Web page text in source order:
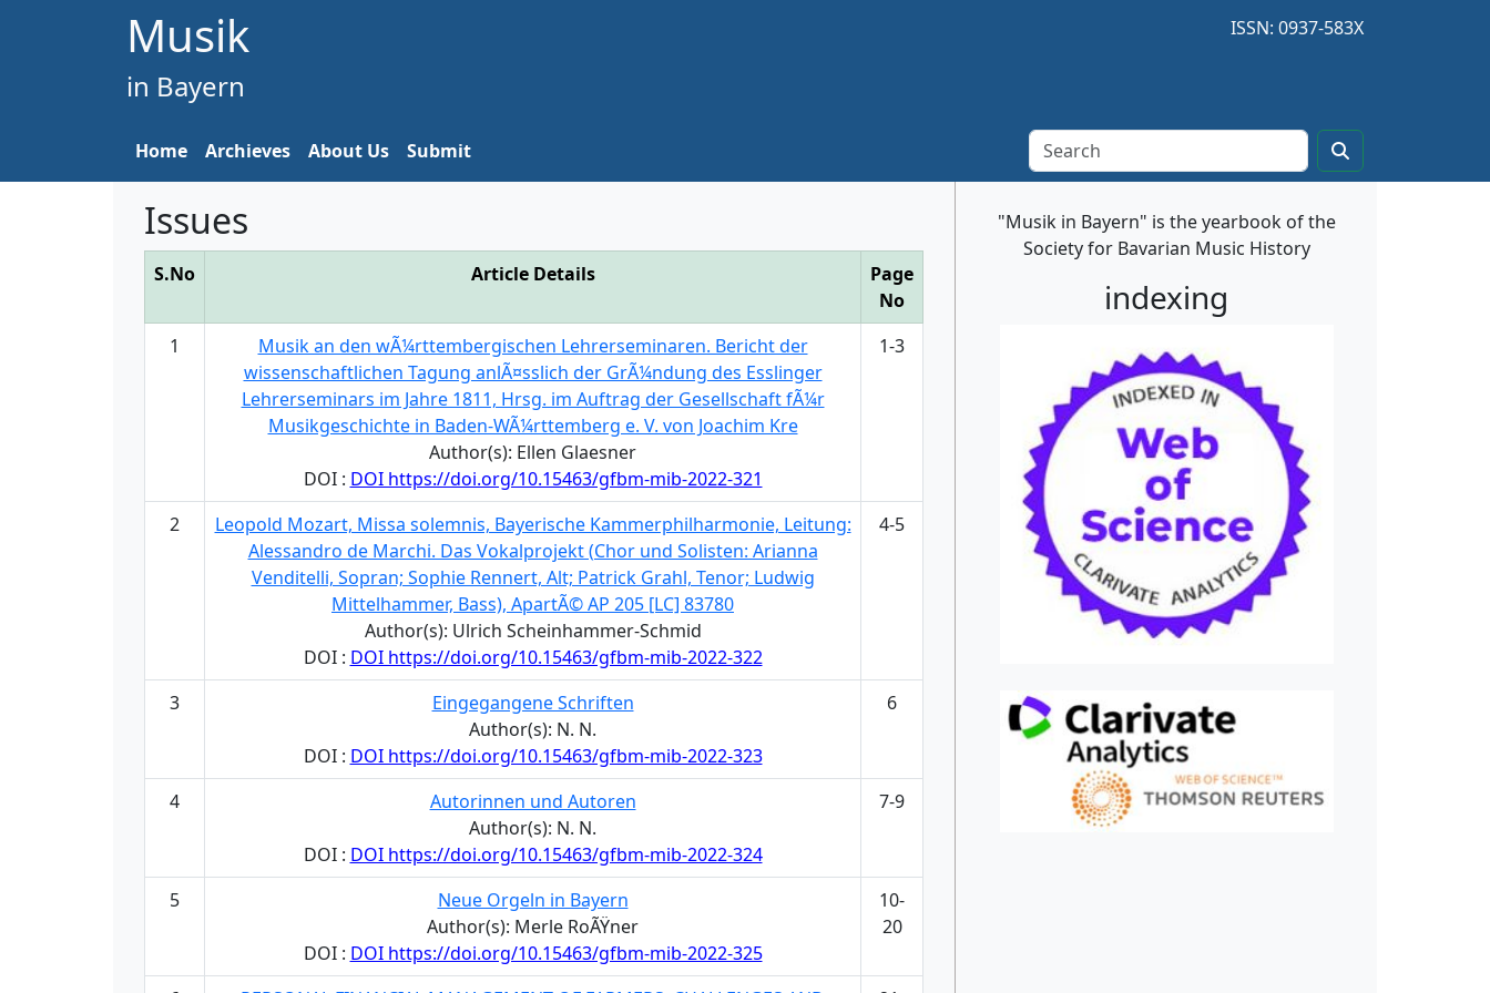
Musik
in Bayern
ISSN: 0937-583X
Home Archieves About Us Submit
Issues
S.No Article Details
Page
No
1
Musik an den wÃ¼rttembergischen Lehrerseminaren. Bericht der
wissenschaftlichen Tagung anlÃ¤sslich der GrÃ¼ndung des Esslinger
Lehrerseminars im Jahre 1811, Hrsg. im Auftrag der Gesellschaft fÃ¼r
Musikgeschichte in Baden-WÃ¼rttemberg e. V. von Joachim Kre
Author(s): Ellen Glaesner
DOI : DOI https://doi.org/10.15463/gfbm-mib-2022-321
1-3
2
Leopold Mozart, Missa solemnis, Bayerische Kammerphilharmonie, Leitung:
Alessandro de Marchi. Das Vokalprojekt (Chor und Solisten: Arianna
Venditelli, Sopran; Sophie Rennert, Alt; Patrick Grahl, Tenor; Ludwig
Mittelhammer, Bass), ApartÃ© AP 205 [LC] 83780
Author(s): Ulrich Scheinhammer-Schmid
DOI : DOI https://doi.org/10.15463/gfbm-mib-2022-322
4-5
3
Eingegangene Schriften
Author(s): N. N.
DOI : DOI https://doi.org/10.15463/gfbm-mib-2022-323
6
4
Autorinnen und Autoren
Author(s): N. N.
DOI : DOI https://doi.org/10.15463/gfbm-mib-2022-324
7-9
5
Neue Orgeln in Bayern
Author(s): Merle RoÃŸner
DOI : DOI https://doi.org/10.15463/gfbm-mib-2022-325
10-
20
"Musik in Bayern" is the yearbook of the
Society for Bavarian Music History
indexing